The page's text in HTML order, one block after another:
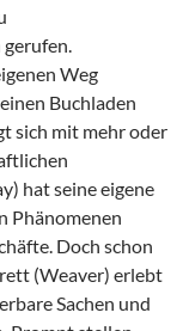
Weg
Buchladen
sich mit mehr oder
hat seine eigene
Phänomenen
Doch schon
(Weaver) erlebt
Sachen und